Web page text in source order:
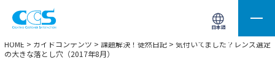
日本語
画像処理用の製品検索 サイト内検索(Enterで実行)
HOME > ガイドコンテンツ > 課題解決！徒然日記 > 気付いてました？レンズ選定
の大きな落とし穴（2017年8月）